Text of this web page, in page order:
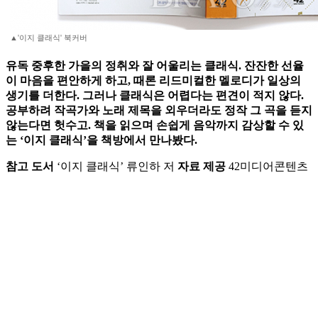
▲'이지 클래식' 북커버
유독 중후한 가을의 정취와 잘 어울리는 클래식. 잔잔한 선율
이 마음을 편안하게 하고, 때론 리드미컬한 멜로디가 일상의
생기를 더한다. 그러나 클래식은 어렵다는 편견이 적지 않다.
공부하려 작곡가와 노래 제목을 외우더라도 정작 그 곡을 듣지
않는다면 헛수고. 책을 읽으며 손쉽게 음악까지 감상할 수 있
는 ‘이지 클래식’을 책방에서 만나봤다.
참고 도서 ‘이지 클래식’ 류인하 저 자료 제공 42미디어콘텐츠